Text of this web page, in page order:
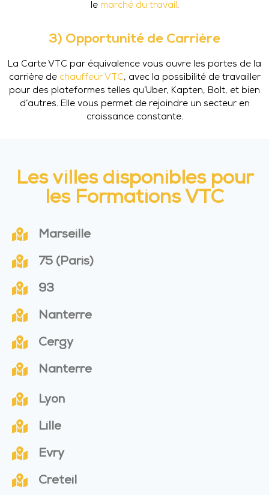
le marché du travail .
3) Opportunité de Carrière
La Carte VTC par équivalence vous ouvre les portes de la
carrière de chauffeur VTC, avec la possibilité de travailler
pour des plateformes telles qu’Uber, Kapten, Bolt, et bien
d’autres. Elle vous permet de rejoindre un secteur en
croissance constante.
Les villes disponibles pour
les Formations VTC
Marseille
75 (Paris)
93
Nanterre
Cergy
Nanterre
Lyon
Lille
Evry
Creteil